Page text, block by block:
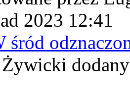
2023 12:41
śród
Żywicki